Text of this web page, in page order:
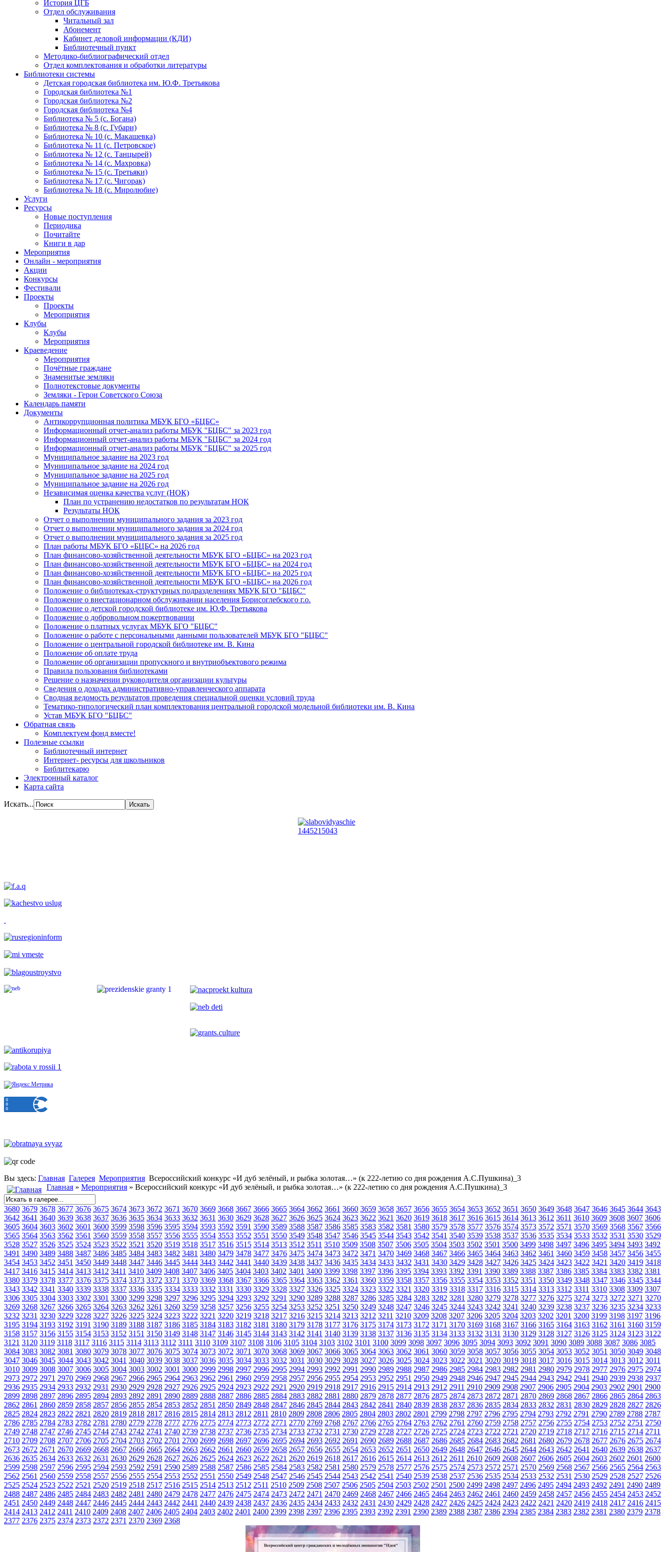
История ЦГБ
Отдел обслуживания
Читальный зал
Абонемент
Кабинет деловой информации (КДИ)
Библиотечный пункт
Методико-библиографический отдел
Отдел комплектования и обработки литературы
Библиотеки системы
Детская городская библиотека им. Ю.Ф. Третьякова
Городская библиотека №1
Городская библиотека №2
Городская библиотека №4
Библиотека № 5 (с. Богана)
Библиотека № 8 (с. Губари)
Библиотека № 10 (с. Макашевка)
Библиотека № 11 (с. Петровское)
Библиотека № 12 (с. Танцырей)
Библиотека № 14 (с. Махровка)
Библиотека № 15 (с. Третьяки)
Библиотека № 17 (с. Чигорак)
Библиотека № 18 (с. Миролюбие)
Услуги
Ресурсы
Новые поступления
Периодика
Почитайте
Книги в дар
Мероприятия
Онлайн - мероприятия
Акции
Конкурсы
Фестивали
Проекты
Проекты
Мероприятия
Клубы
Клубы
Мероприятия
Краеведение
Мероприятия
Почётные граждане
Знаменитые земляки
Полнотекстовые документы
Земляки - Герои Советского Союза
Календарь памяти
Документы
Антикоррупционная политика МБУК БГО «БЦБС»
Информационный отчет-анализ работы МБУК "БЦБС" за 2023 год
Информационный отчет-анализ работы МБУК "БЦБС" за 2024 год
Информационный отчет-анализ работы МБУК "БЦБС" за 2025 год
Муниципальное задание на 2023 год
Муниципальное задание на 2024 год
Муниципальное задание на 2025 год
Муниципальное задание на 2026 год
Независимая оценка качества услуг (НОК)
План по устранению недостатков по результатам НОК
Результаты НОК
Отчет о выполнении муниципального задания за 2023 год
Отчет о выполнении муниципального задания за 2024 год
Отчет о выполнении муниципального задания за 2025 год
План работы МБУК БГО «БЦБС» на 2026 год
План финансово-хозяйственной деятельности МБУК БГО «БЦБС» на 2023 год
План финансово-хозяйственной деятельности МБУК БГО «БЦБС» на 2024 год
План финансово-хозяйственной деятельности МБУК БГО «БЦБС» на 2025 год
План финансово-хозяйственной деятельности МБУК БГО «БЦБС» на 2026 год
Положение о библиотеках-структурных подразделениях МБУК БГО "БЦБС"
Положение о внестационарном обслуживании населения Борисоглебского г.о.
Положение о детской городской библиотеке им. Ю.Ф. Третьякова
Положение о добровольном пожертвовании
Положение о платных услугах МБУК БГО "БЦБС"
Положение о работе с персональными данными пользователей МБУК БГО "БЦБС"
Положение о центральной городской библиотеке им. В. Кина
Положение об оплате труда
Положение об организации пропускного и внутриобъектового режима
Правила пользования библиотеками
Решение о назначении руководителя организации культуры
Сведения о доходах административно-управленческого аппарата
Сводная ведомость результатов проведения специальной оценки условий труда
Тематико-типологический план комплектования центральной городской модельной библиотеки им. В. Кина
Устав МБУК БГО "БЦБС"
Обратная связь
Комплектуем фонд вместе!
Полезные ссылки
Библиотечный интернет
Интернет- ресурсы для школьников
Библитекарю
Электронный каталог
Карта сайта
Искать...
Вы здесь: Главная Галерея Мероприятия Всероссийский конкурс «И дуб зелёный, и рыбка золотая…» (к 222-летию со дня рождения А.С.Пушкина)_3
Главная » Мероприятия » Всероссийский конкурс «И дуб зелёный, и рыбка золотая…» (к 222-летию со дня рождения А.С.Пушкина)_3
3680 3679 3678 3677 3676 3675 3674 3673 3672 3671 3670 3669 3668 3667 3666 3665 3664 3662 3661 3660 3659 3658 3657 3656 3655 3654 3653 3652 3651 3650 3649 3648 3647 3646 3645 3644 3643
3642 3641 3640 3639 3638 3637 3636 3635 3634 3633 3632 3631 3630 3629 3628 3627 3626 3625 3624 3623 3622 3621 3620 3619 3618 3617 3616 3615 3614 3613 3612 3611 3610 3609 3608 3607 3606
3605 3604 3603 3602 3601 3600 3599 3598 3596 3595 3594 3593 3592 3591 3590 3589 3588 3587 3586 3585 3583 3582 3581 3580 3579 3578 3577 3576 3574 3573 3572 3571 3570 3569 3568 3567 3566
3565 3564 3563 3562 3561 3560 3559 3558 3557 3556 3555 3554 3553 3552 3551 3550 3549 3548 3547 3546 3545 3544 3543 3542 3541 3540 3539 3538 3537 3536 3535 3534 3533 3532 3531 3530 3529
3528 3527 3526 3525 3524 3523 3522 3521 3520 3519 3518 3517 3516 3515 3514 3513 3512 3511 3510 3509 3508 3507 3506 3505 3504 3503 3502 3501 3500 3499 3498 3497 3496 3495 3494 3493 3492
3491 3490 3489 3488 3487 3486 3485 3484 3483 3482 3481 3480 3479 3478 3477 3476 3475 3474 3473 3472 3471 3470 3469 3468 3467 3466 3465 3464 3463 3462 3461 3460 3459 3458 3457 3456 3455
3454 3453 3452 3451 3450 3449 3448 3447 3446 3445 3444 3443 3442 3441 3440 3439 3438 3437 3436 3435 3434 3433 3432 3431 3430 3429 3428 3427 3426 3425 3424 3423 3422 3421 3420 3419 3418
3417 3416 3415 3414 3413 3412 3411 3410 3409 3408 3407 3406 3405 3404 3403 3402 3401 3400 3399 3398 3397 3396 3395 3394 3393 3392 3391 3390 3389 3388 3387 3386 3385 3384 3383 3382 3381
3380 3379 3378 3377 3376 3375 3374 3373 3372 3371 3370 3369 3368 3367 3366 3365 3364 3363 3362 3361 3360 3359 3358 3357 3356 3355 3354 3353 3352 3351 3350 3349 3348 3347 3346 3345 3344
3343 3342 3341 3340 3339 3338 3337 3336 3335 3334 3333 3332 3331 3330 3329 3328 3327 3326 3325 3324 3323 3322 3321 3320 3319 3318 3317 3316 3315 3314 3313 3312 3311 3310 3308 3309 3307
3306 3305 3304 3303 3302 3301 3300 3299 3298 3297 3296 3295 3294 3293 3292 3291 3290 3289 3288 3287 3286 3285 3284 3283 3282 3281 3280 3279 3278 3277 3276 3275 3274 3273 3272 3271 3270
3269 3268 3267 3266 3265 3264 3263 3262 3261 3260 3259 3258 3257 3256 3255 3254 3253 3252 3251 3250 3249 3248 3247 3246 3245 3244 3243 3242 3241 3240 3239 3238 3237 3236 3235 3234 3233
3232 3231 3230 3229 3228 3227 3226 3225 3224 3223 3222 3221 3220 3219 3218 3217 3216 3215 3214 3213 3212 3211 3210 3209 3208 3207 3206 3205 3204 3203 3202 3201 3200 3199 3198 3197 3196
3195 3194 3193 3192 3191 3190 3189 3188 3187 3186 3185 3184 3183 3182 3181 3180 3179 3178 3177 3176 3175 3174 3173 3172 3171 3170 3169 3168 3167 3166 3165 3164 3163 3162 3161 3160 3159
3158 3157 3156 3155 3154 3153 3152 3151 3150 3149 3148 3147 3146 3145 3144 3143 3142 3141 3140 3139 3138 3137 3136 3135 3134 3133 3132 3131 3130 3129 3128 3127 3126 3125 3124 3123 3122
3121 3120 3119 3118 3117 3116 3115 3114 3113 3112 3111 3110 3109 3107 3108 3106 3105 3104 3103 3102 3101 3100 3099 3098 3097 3096 3095 3094 3093 3092 3091 3090 3089 3088 3087 3086 3085
3084 3083 3082 3081 3080 3079 3078 3077 3076 3075 3074 3073 3072 3071 3070 3068 3069 3067 3066 3065 3064 3063 3062 3061 3060 3059 3058 3057 3056 3055 3054 3053 3052 3051 3050 3049 3048
3047 3046 3045 3044 3043 3042 3041 3040 3039 3038 3037 3036 3035 3034 3033 3032 3031 3030 3029 3028 3027 3026 3025 3024 3023 3022 3021 3020 3019 3018 3017 3016 3015 3014 3013 3012 3011
3010 3009 3008 3007 3006 3005 3004 3003 3002 3001 3000 2999 2998 2997 2996 2995 2994 2993 2992 2991 2990 2989 2988 2987 2986 2985 2984 2983 2982 2981 2980 2979 2978 2977 2976 2975 2974
2973 2972 2971 2970 2969 2968 2967 2966 2965 2964 2963 2962 2961 2960 2959 2958 2957 2956 2955 2954 2953 2952 2951 2950 2949 2948 2946 2947 2945 2944 2943 2942 2941 2940 2939 2938 2937
2936 2935 2934 2933 2932 2931 2930 2929 2928 2927 2926 2925 2924 2923 2922 2921 2920 2919 2918 2917 2916 2915 2914 2913 2912 2911 2910 2909 2908 2907 2906 2905 2904 2903 2902 2901 2900
2899 2898 2897 2896 2895 2894 2893 2892 2891 2890 2889 2888 2887 2886 2885 2884 2883 2882 2881 2880 2879 2878 2877 2876 2875 2874 2873 2872 2871 2870 2869 2868 2867 2866 2865 2864 2863
2862 2861 2860 2859 2858 2857 2856 2855 2854 2853 2852 2851 2850 2849 2848 2847 2846 2845 2844 2843 2842 2841 2840 2839 2838 2837 2836 2835 2834 2833 2832 2831 2830 2829 2828 2827 2826
2825 2824 2823 2822 2821 2820 2819 2818 2817 2816 2815 2814 2813 2812 2811 2810 2809 2808 2806 2805 2804 2803 2802 2801 2799 2798 2797 2796 2795 2794 2793 2792 2791 2790 2789 2788 2787
2786 2785 2784 2783 2782 2781 2780 2779 2778 2777 2776 2775 2774 2773 2772 2771 2770 2769 2768 2767 2766 2765 2764 2763 2762 2761 2760 2759 2758 2757 2756 2755 2754 2753 2752 2751 2750
2749 2748 2747 2746 2745 2744 2743 2742 2741 2740 2739 2738 2737 2736 2735 2734 2733 2732 2731 2730 2729 2728 2727 2726 2725 2724 2723 2722 2721 2720 2719 2718 2717 2716 2715 2714 2711
2710 2709 2708 2707 2706 2705 2704 2703 2702 2701 2700 2699 2698 2697 2696 2695 2694 2693 2692 2691 2690 2689 2688 2687 2686 2685 2684 2683 2682 2681 2680 2679 2678 2677 2676 2675 2674
2673 2672 2671 2670 2669 2668 2667 2666 2665 2664 2663 2662 2661 2660 2659 2658 2657 2656 2655 2654 2653 2652 2651 2650 2649 2648 2647 2646 2645 2644 2643 2642 2641 2640 2639 2638 2637
2636 2635 2634 2633 2632 2631 2630 2629 2628 2627 2626 2625 2624 2623 2622 2621 2620 2619 2618 2617 2616 2615 2614 2613 2612 2611 2610 2609 2608 2607 2606 2605 2604 2603 2602 2601 2600
2599 2598 2597 2596 2595 2594 2593 2592 2591 2590 2589 2588 2587 2586 2585 2584 2583 2582 2581 2580 2579 2578 2577 2576 2575 2574 2573 2572 2571 2570 2569 2568 2567 2566 2565 2564 2563
2562 2561 2560 2559 2558 2557 2556 2555 2554 2553 2552 2551 2550 2549 2548 2547 2546 2545 2544 2543 2542 2541 2540 2539 2538 2537 2536 2535 2534 2533 2532 2531 2530 2529 2528 2527 2526
2525 2524 2523 2522 2521 2520 2519 2518 2517 2516 2515 2514 2513 2512 2511 2510 2509 2508 2507 2506 2505 2504 2503 2502 2501 2500 2499 2498 2497 2496 2495 2494 2493 2492 2491 2490 2489
2488 2487 2486 2485 2484 2483 2482 2481 2480 2479 2478 2477 2476 2475 2474 2473 2472 2471 2470 2469 2468 2467 2466 2465 2464 2463 2462 2461 2460 2459 2458 2457 2456 2455 2454 2453 2452
2451 2450 2449 2448 2447 2446 2445 2444 2443 2442 2441 2440 2439 2438 2437 2436 2435 2434 2433 2432 2431 2430 2429 2428 2427 2426 2425 2424 2423 2422 2421 2420 2419 2418 2417 2416 2415
2414 2413 2412 2411 2410 2409 2408 2407 2406 2405 2404 2403 2402 2401 2400 2399 2398 2397 2396 2395 2393 2392 2391 2390 2389 2388 2387 2386 2394 2385 2384 2383 2382 2381 2380 2379 2378
2377 2376 2375 2374 2373 2372 2371 2370 2369 2368